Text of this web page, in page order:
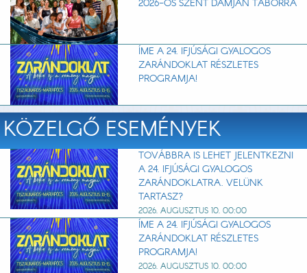
2026-OS SZENT DAMJÁN TÁBORRA
ÍME A 24. IFJÚSÁGI GYALOGOS
ZARÁNDOKLAT RÉSZLETES
PROGRAMJA!
KÖZELGŐ ESEMÉNYEK
TOVÁBBRA IS LEHET JELENTKEZNI
A 24. IFJÚSÁGI GYALOGOS
ZARÁNDOKLATRA. VELÜNK
TARTASZ?
2026. AUGUSZTUS 10. 00:00
ÍME A 24. IFJÚSÁGI GYALOGOS
ZARÁNDOKLAT RÉSZLETES
PROGRAMJA!
2026. AUGUSZTUS 10. 00:00